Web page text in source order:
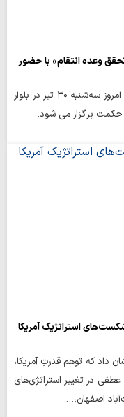
وعده انتقام» با حضور
حوزه/ «همایش بین‌المللی تحقق وعده انتقام» امروز سه‌شنبه ۳۰ تیر در بلوار
حکمت برگزار می شود.
استراتژیک آمریکا
اصفهان ۱۴۰۵؛ تاریخ نشان داد که توهم قدرتِ آمریکا،
در تغییر استراتژی‌های
اصفهان،…